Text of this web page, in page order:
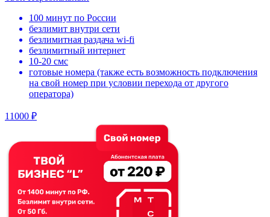
100 минут по России
безлимит внутри сети
безлимитная раздача wi-fi
безлимитный интернет
10-20 смс
готовые номера (также есть возможность подключения
на свой номер при условии перехода от другого
оператора)
11000 ₽